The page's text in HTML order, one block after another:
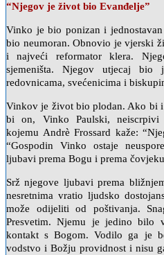
“Njegov je život bio Evanđelje”
Vinko je bio ponizan i
bio neumoran. Obnovio je vjerski
i najveći reformator klera.
sjemeništa. Njegov utjecaj
redovnicama, svećenicima i
Vinkov je život bio plodan. Ako bi i
bi on, Vinko Paulski, neiscrpivi
kojemu Andrè Frossard kaže:
“Gospodin Vinko ostaje
ljubavi prema Bogu i prema
Srž njegove ljubavi prema
nesretnima vratio ljudsko
može odijeliti od poštivanja.
Presvetim. Njemu je jedino bilo
kontakt s Bogom. Vodilo ga je
vodstvo i Božju providnost i nisu